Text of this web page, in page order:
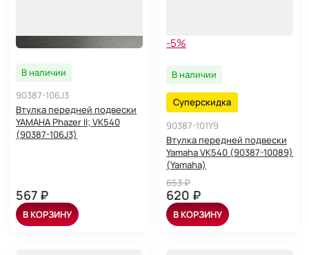
В наличии
90387-106J3
Втулка передней подвески
YAMAHA Phazer II; VK540
(90387-106J3)
567 ₽
В КОРЗИНУ
-5%
В наличии
Суперскидка
90387-101Y9
Втулка передней подвески
Yamaha VK540 (90387-10089)
(Yamaha)
653 ₽
620 ₽
В КОРЗИНУ